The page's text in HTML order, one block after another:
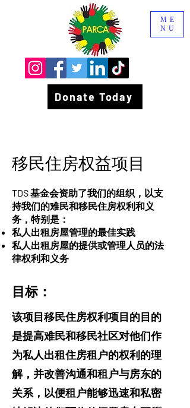
Donate Today
ME
NU
移民住房权益项目
TDS 基金会资助了我们的组织，以支
持我们的难民和移民住房权利和义
务，特别是：
私人出租房屋管理的最佳实践
私人出租房屋的提供或管理人员的法
律权利和义务
目标：
该项目移民住房权利项目的目的
是提高难民和移民社区对他们作
为私人出租住房租户的权利的理
解，并改善沟通和租户与房东的
关系，以便租户能够迅速和私密